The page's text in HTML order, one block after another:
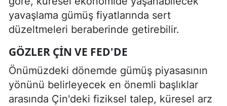
yavaşlama gümüş fiyatlarında sert
düzeltmeleri beraberinde getirebilir.
GÖZLER ÇIN VE FED'DE
Önümüzdeki dönemde gümüş piyasasının
yönünü belirleyecek en önemli başlıklar
arasında Çin'deki fiziksel talep, küresel arz